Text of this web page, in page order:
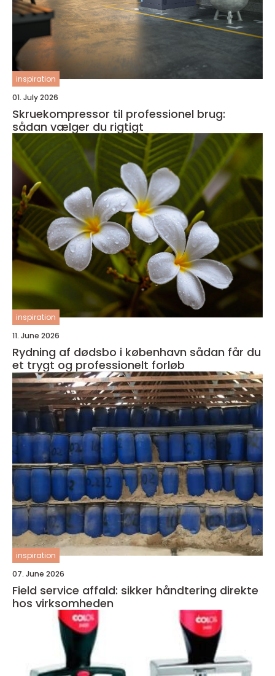
inspiration
01. July 2026
Skruekompressor til professionel brug:
sådan vælger du rigtigt
inspiration
11. June 2026
Rydning af dødsbo i københavn sådan får du
et trygt og professionelt forløb
inspiration
07. June 2026
Field service affald: sikker håndtering direkte
hos virksomheden